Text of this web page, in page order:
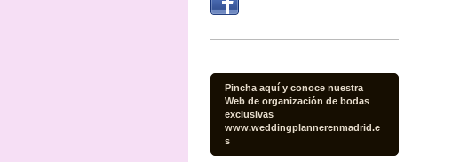
Pincha aquí y conoce nuestra
Web de organización de bodas
exclusivas
www.weddingplannerenmadrid.e
s